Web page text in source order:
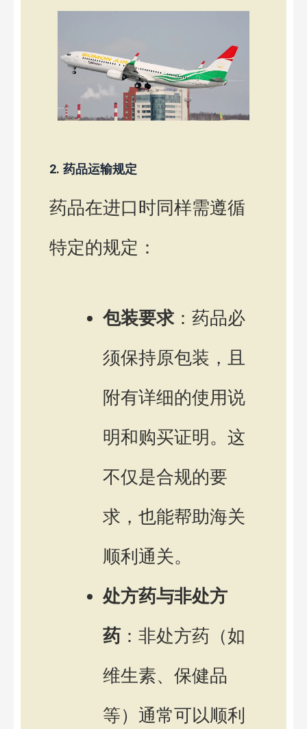
2. 药品运输规定
药品在进口时同样需遵循
特定的规定：
包装要求：药品必
须保持原包装，且
附有详细的使用说
明和购买证明。这
不仅是合规的要
求，也能帮助海关
顺利通关。
处方药与非处方
药 ：非处方药（如
维生素、保健品
等）通常可以顺利